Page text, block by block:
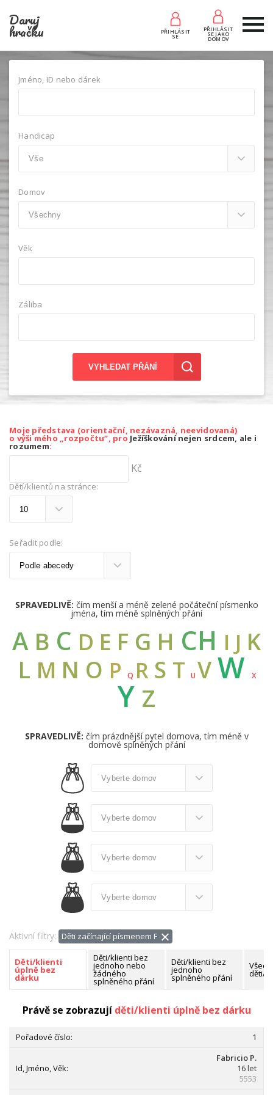
Daruj
hračku PŘIHLÁSIT
SE
PŘIHLÁSIT
SE JAKO
DOMOV
Jméno, ID nebo dárek
Handicap
Domov
Věk
Záliba
VYHLEDAT PŘÁNÍ
Moje představa (orientační, nezávazná, neevidovaná)
o výši mého „rozpočtu“, pro Ježíškování nejen srdcem, ale i
rozumem:
Kč
Dětí/klientů na stránce:
Seřadit podle:
SPRAVEDLIVĚ: čím menší a méně zelené počáteční písmenko
jména, tím méně splněných přání
A B C D E F G H CH I J K
L M N O P Q R S T U VW X
Y Z
SPRAVEDLIVĚ: čím prázdnější pytel domova, tím méně v
domově splněných přání
Aktivní filtry: Děti začínající písmenem F
Děti/klienti
úplně bez
dárku
Děti/klienti bez
jednoho nebo
žádného
splněného přání
Děti/klienti bez
jednoho
splněného přání děti/
Právě se zobrazují děti/klienti úplně bez dárku
1
Fabricio P.
16 let
5553